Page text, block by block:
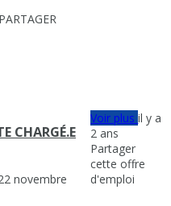
PARTAGER
CHARGÉ.E
novembre
Voir plusil y a
2 ans
Partager
cette offre
d'emploi